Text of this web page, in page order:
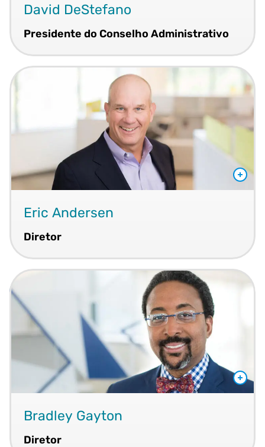
David DeStefano
Presidente do Conselho Administrativo
Eric Andersen
Diretor
Bradley Gayton
Diretor